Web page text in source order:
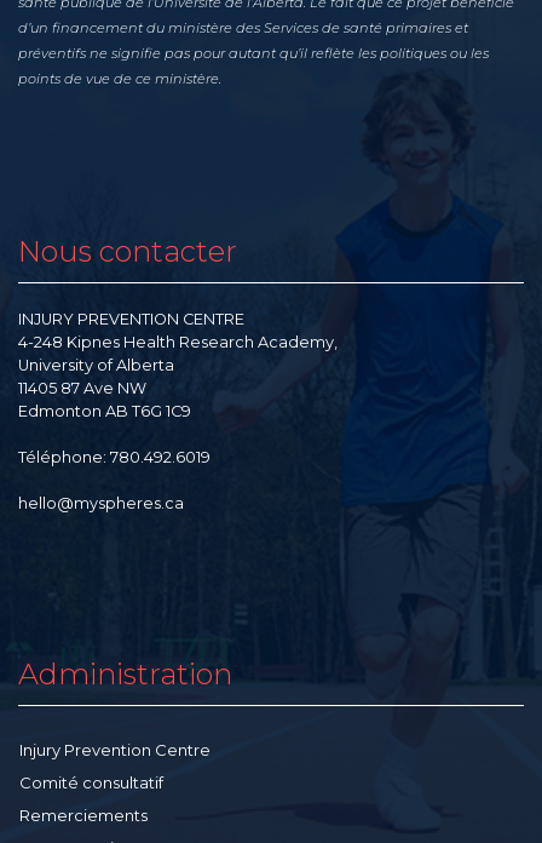
d’un financement du ministère des Services de santé primaires et
préventifs ne signifie pas pour autant qu’il reflète les politiques ou les
points de vue de ce ministère.
Nous contacter
INJURY PREVENTION CENTRE
4-248 Kipnes Health Research Academy,
University of Alberta
11405 87 Ave NW
Edmonton AB T6G 1C9
Téléphone: 780.492.6019
hello@myspheres.ca
Administration
Injury Prevention Centre
Comité consultatif
Remerciements